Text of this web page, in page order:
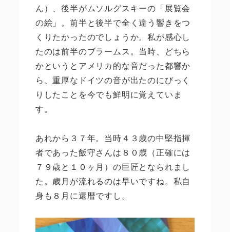
ん）、後半がムソルグスキーの「展覧会
の絵」。前半と後半で全く違う響きをつ
くりたかったのでしょうか。私が感心し
たのは前半のブラームス。当時、どちら
かというとアメリカ的な音だった都響か
ら、重厚なドイツの音が出たのにびっく
りしたことを今でも鮮明に覚えていま
す。
あれから３７年。当時４３歳の中堅指揮
者であった飯守さんは８０歳（正確には
７９歳と１０ヶ月）の巨匠となられまし
た。歳月が流れるのは早いですね。私自
身も８月に還暦ですし。